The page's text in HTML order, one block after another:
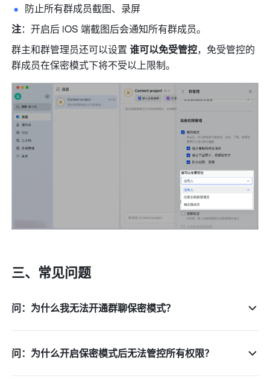
防止所有群成员截图、录屏
注：开启后 iOS 端截图后会通知所有群成员。
群主和群管理员还可以设置 谁可以免受管控，免受管控的
群成员在保密模式下将不受以上限制。
三、常见问题
问：为什么我无法开通群聊保密模式？
问：为什么开启保密模式后无法管控所有权限？